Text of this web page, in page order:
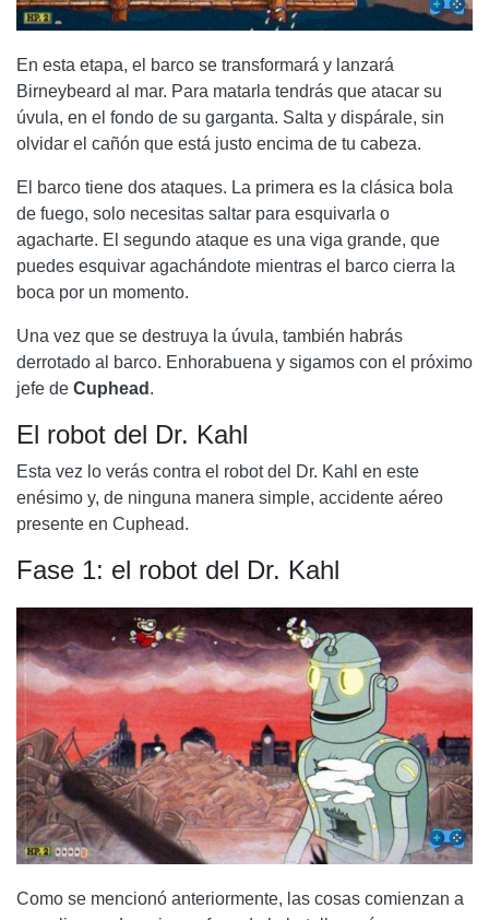
En esta etapa, el barco se transformará y lanzará
Birneybeard al mar. Para matarla tendrás que atacar su
úvula, en el fondo de su garganta. Salta y dispárale, sin
olvidar el cañón que está justo encima de tu cabeza.
El barco tiene dos ataques. La primera es la clásica bola
de fuego, solo necesitas saltar para esquivarla o
agacharte. El segundo ataque es una viga grande, que
puedes esquivar agachándote mientras el barco cierra la
boca por un momento.
Una vez que se destruya la úvula, también habrás
derrotado al barco. Enhorabuena y sigamos con el próximo
jefe de Cuphead .
El robot del Dr. Kahl
Esta vez lo verás contra el robot del Dr. Kahl en este
enésimo y, de ninguna manera simple, accidente aéreo
presente en Cuphead.
Fase 1: el robot del Dr. Kahl
Como se mencionó anteriormente, las cosas comienzan a